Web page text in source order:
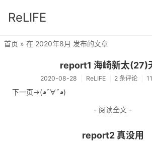
ReLIFE
分类
首页 » 在 2020年8月 发布的文章
report1 海崎新太(27)
2020-08-28 ReLIFE 2 条评论
下一页->(◕ˇ∀ˇ◕)
- 阅读全文 -
report2 真没用